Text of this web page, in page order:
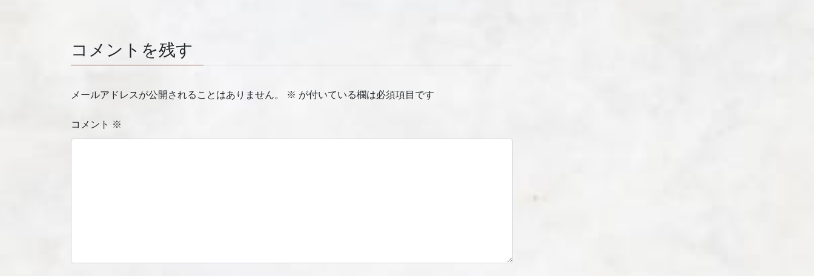
コメントを残す
メールアドレスが公開されることはありません。 ※ が付いている欄は必須項目です
コメント ※